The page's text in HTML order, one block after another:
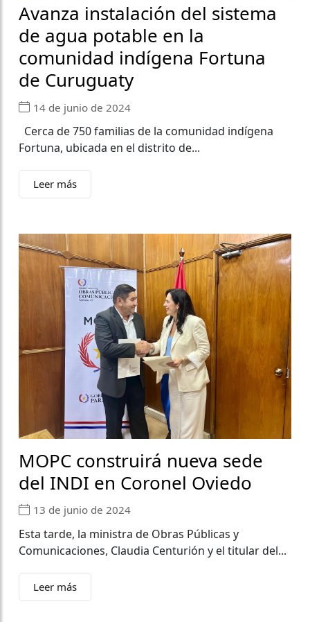
Avanza instalación del sistema
de agua potable en la
comunidad indígena Fortuna
de Curuguaty
14 de junio de 2024
Cerca de 750 familias de la comunidad indígena
Fortuna, ubicada en el distrito de...
Leer más
MOPC construirá nueva sede
del INDI en Coronel Oviedo
13 de junio de 2024
Esta tarde, la ministra de Obras Públicas y
Comunicaciones, Claudia Centurión y el titular del...
Leer más